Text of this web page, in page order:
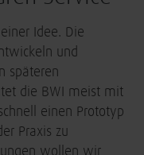
Idee. Die
und
späteren
die BWI meist mit
einen Prototyp
Praxis zu
wollen wir